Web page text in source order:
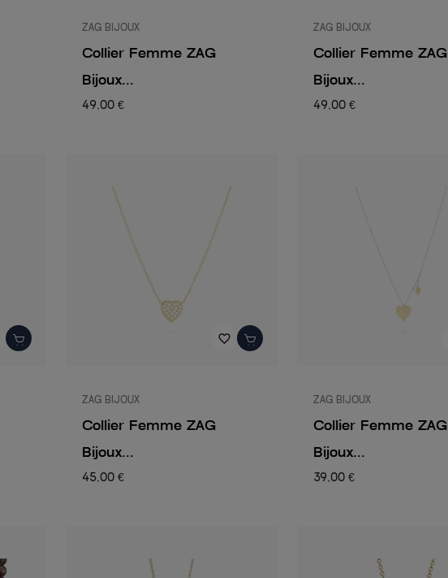
ZAG BIJOUX
Collier Femme ZAG
Bijoux...
49,00 €
ZAG BIJOUX
Collier Femme ZAG
Bijoux...
49,00 €
favorite_border
ZAG BIJOUX
Collier Femme ZAG
Bijoux...
45,00 €
ZAG BIJOUX
Collier Femme ZAG
Bijoux...
39,00 €